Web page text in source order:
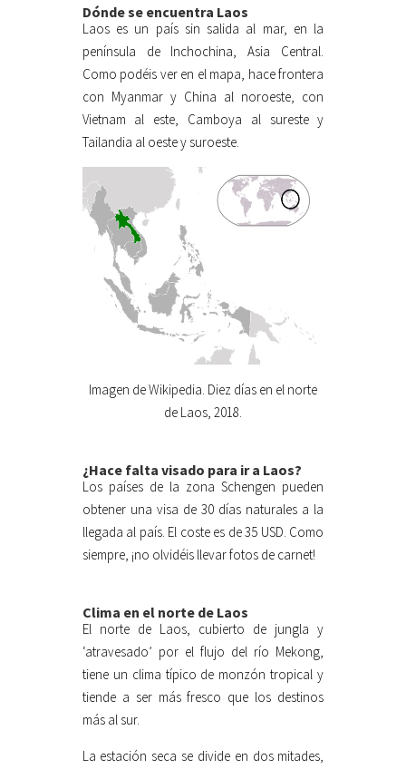
Dónde se encuentra Laos
Laos es un país sin salida al mar, en la
península de Inchochina, Asia Central.
Como podéis ver en el mapa, hace frontera
con Myanmar y China al noroeste, con
Vietnam al este, Camboya al sureste y
Tailandia al oeste y suroeste.
Imagen de Wikipedia. Diez días en el norte
de Laos, 2018.
¿Hace falta visado para ir a Laos?
Los países de la zona Schengen pueden
obtener una visa de 30 días naturales a la
llegada al país. El coste es de 35 USD. Como
siempre, ¡no olvidéis llevar fotos de carnet!
Clima en el norte de Laos
El norte de Laos, cubierto de jungla y
‘atravesado’ por el flujo del río Mekong,
tiene un clima típico de monzón tropical y
tiende a ser más fresco que los destinos
más al sur.
La estación seca se divide en dos mitades,